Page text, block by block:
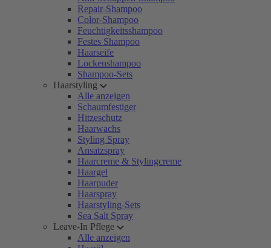
Repair-Shampoo
Color-Shampoo
Feuchtigkeitsshampoo
Festes Shampoo
Haarseife
Lockenshampoo
Shampoo-Sets
Haarstyling
Alle anzeigen
Schaumfestiger
Hitzeschutz
Haarwachs
Styling Spray
Ansatzspray
Haarcreme & Stylingcreme
Haargel
Haarpuder
Haarspray
Haarstyling-Sets
Sea Salt Spray
Leave-In Pflege
Alle anzeigen